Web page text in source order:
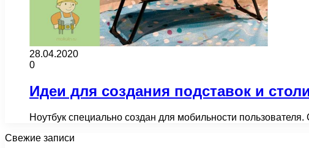
28.04.2020
0
Идеи для создания подставок и
Ноутбук специально создан для мобильности
Свежие записи